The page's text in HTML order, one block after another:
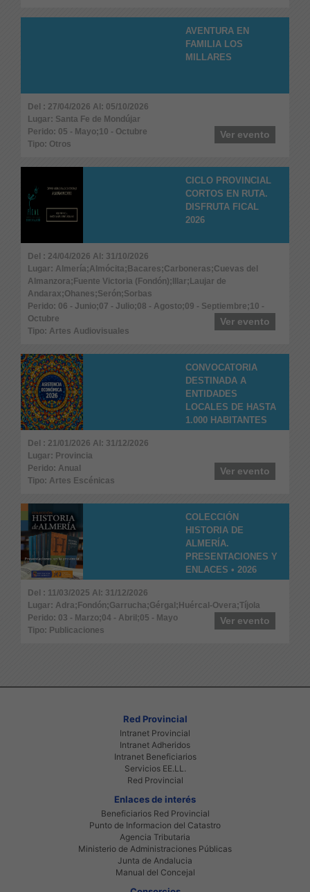
AVENTURA EN
FAMILIA LOS
MILLARES
Del : 27/04/2026 Al: 05/10/2026
Lugar: Santa Fe de Mondújar
Perido: 05 - Mayo;10 - Octubre
Tipo: Otros
Ver evento
CICLO PROVINCIAL
CORTOS EN RUTA.
DISFRUTA FICAL
2026
Del : 24/04/2026 Al: 31/10/2026
Lugar: Almería;Almócita;Bacares;Carboneras;Cuevas del
Almanzora;Fuente Victoria (Fondón);Illar;Laujar de
Andarax;Ohanes;Serón;Sorbas
Perido: 06 - Junio;07 - Julio;08 - Agosto;09 - Septiembre;10 -
Octubre
Tipo: Artes Audiovisuales
Ver evento
CONVOCATORIA
DESTINADA A
ENTIDADES
LOCALES DE HASTA
1.000 HABITANTES
Del : 21/01/2026 Al: 31/12/2026
Lugar: Provincia
Perido: Anual
Tipo: Artes Escénicas
Ver evento
COLECCIÓN
HISTORIA DE
ALMERÍA.
PRESENTACIONES Y
ENLACES • 2026
Del : 11/03/2025 Al: 31/12/2026
Lugar: Adra;Fondón;Garrucha;Gérgal;Huércal-Overa;Tíjola
Perido: 03 - Marzo;04 - Abril;05 - Mayo
Tipo: Publicaciones
Ver evento
Red Provincial
Intranet Provincial
Intranet Adheridos
Intranet Beneficiarios
Servicios EE.LL.
Red Provincial
Enlaces de interés
Beneficiarios Red Provincial
Punto de Informacion del Catastro
Agencia Tributaria
Ministerio de Administraciones Públicas
Junta de Andalucia
Manual del Concejal